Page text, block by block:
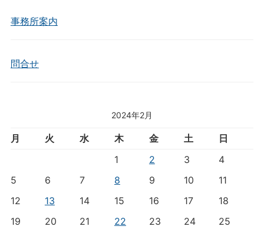
事務所案内
問合せ
2024年2月
月 火 水 木 金 土
日
1
2 3
4
5
6 7 8 9 10
11
12
13 14 15 16 17
18
19
20 21 22 23 24
25